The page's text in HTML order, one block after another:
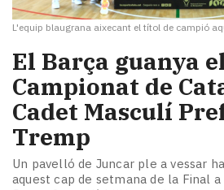
L'equip blaugrana aixecant el títol de campió
El Barça guanya
Campionat de
Cadet Masculí
Tremp
Un pavelló de Juncar ple a vessar
aquest cap de setmana de la Final